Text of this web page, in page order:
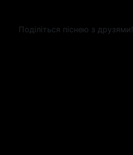
Поділіться піснею з друзями!